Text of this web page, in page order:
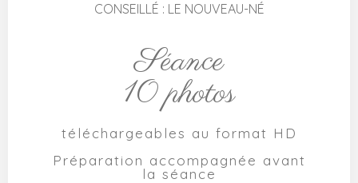
CONSEILLÉ : LE NOUVEAU-NÉ
Séance
10 photos
téléchargeables au format HD
Préparation accompagnée avant
la séance